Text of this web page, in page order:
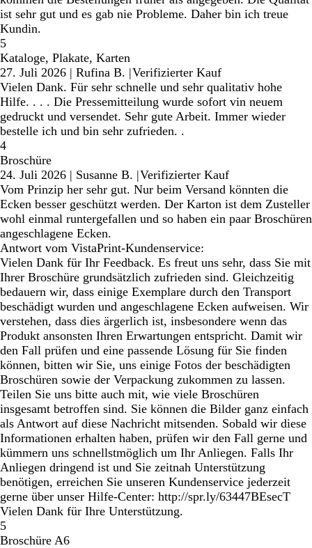
ist sehr gut und es gab nie Probleme. Daher bin ich treue
Kundin.
5
Kataloge, Plakate, Karten
27. Juli 2026 | Rufina B. |Verifizierter Kauf
Vielen Dank. Für sehr schnelle und sehr qualitativ hohe
Hilfe. . . . Die Pressemitteilung wurde sofort vin neuem
gedruckt und versendet. Sehr gute Arbeit. Immer wieder
bestelle ich und bin sehr zufrieden. .
4
Broschüre
24. Juli 2026 | Susanne B. |Verifizierter Kauf
Vom Prinzip her sehr gut. Nur beim Versand könnten die
Ecken besser geschützt werden. Der Karton ist dem Zusteller
wohl einmal runtergefallen und so haben ein paar Broschüren
angeschlagene Ecken.
Antwort vom VistaPrint-Kundenservice:
Vielen Dank für Ihr Feedback. Es freut uns sehr, dass Sie mit
Ihrer Broschüre grundsätzlich zufrieden sind. Gleichzeitig
bedauern wir, dass einige Exemplare durch den Transport
beschädigt wurden und angeschlagene Ecken aufweisen. Wir
verstehen, dass dies ärgerlich ist, insbesondere wenn das
Produkt ansonsten Ihren Erwartungen entspricht. Damit wir
den Fall prüfen und eine passende Lösung für Sie finden
können, bitten wir Sie, uns einige Fotos der beschädigten
Broschüren sowie der Verpackung zukommen zu lassen.
Teilen Sie uns bitte auch mit, wie viele Broschüren
insgesamt betroffen sind. Sie können die Bilder ganz einfach
als Antwort auf diese Nachricht mitsenden. Sobald wir diese
Informationen erhalten haben, prüfen wir den Fall gerne und
kümmern uns schnellstmöglich um Ihr Anliegen. Falls Ihr
Anliegen dringend ist und Sie zeitnah Unterstützung
benötigen, erreichen Sie unseren Kundenservice jederzeit
gerne über unser Hilfe-Center: http://spr.ly/63447BEsecT
Vielen Dank für Ihre Unterstützung.
5
Broschüre A6